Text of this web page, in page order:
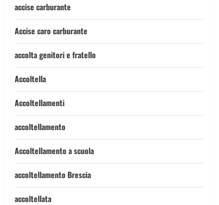
accise carburante
Accise caro carburante
accolta genitori e fratello
Accoltella
Accoltellamenti
accoltellamento
Accoltellamento a scuola
accoltellamento Brescia
accoltellata